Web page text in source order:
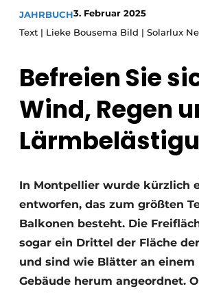
Podcasts
Datenschutz / Cookie-
Ein Stellenangebot
Freie Stellen
Glas
JAHRBUCH3. Februar 2025
Text | Lieke Bousema Bild | Solarlux
Befreien Sie
Wind, Regen
In Montpellier wurde kürzlich
entworfen, das zum größten
Balkonen besteht. Die
sogar ein Drittel der Fläche
und sind wie Blätter an einem
Gebäude herum angeordnet.